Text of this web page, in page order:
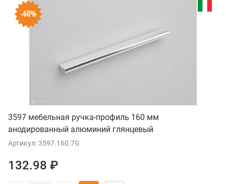
-60%
3597 мебельная ручка-профиль 160 мм
анодированный алюминий глянцевый
Артикул: 3597.160.7G
132.98 ₽